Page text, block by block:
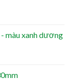
màu xanh dương